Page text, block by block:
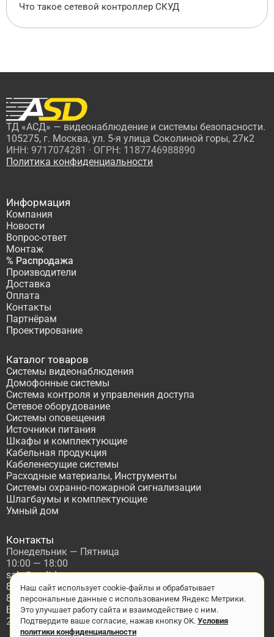
Что такое сетевой контроллер СКУД
ТД «АСД» — видеонаблюдение и системы безопасности.
105275, г. Москва, ул. 5-я улица Соколиной горы, 27к2
ИНН: 9717074281 · ОГРН: 1187746988890
Политика конфиденциальности
Информация
Компания
Новости
Вопрос-ответ
Монтаж
% Распродажа
Производители
Доставка
Оплата
Контакты
Партнёрам
Проектирование
Каталог товаров
Системы видеонаблюдения
Домофонные системы
Система контроля и управления доступа
Сетевое оборудование
Системы оповещения
Источники питания
Шкафы и комплектующие
Кабельная продукция
Кабеленесущие системы
Расходные материалы, Инструменты
Системы охранно-пожарной сигнализации
Шлагбаумы и комплектующие
Умный дом
Контакты
Понедельник — Пятница
10:00 — 18:00
sale@asdtd.ru
8(495)677-95-20
8(800)555-06-68
Бесплатный звонок по России
2017-2026 г. ООО "ТД АСД"
Наш сайт использует cookie-файлы и обрабатывает
персональные данные с использованием Яндекс Метрики.
Это улучшает работу сайта и взаимодействие с ним.
Подтвердите ваше согласие, нажав кнопку OK. Условия
политики конфиденциальности